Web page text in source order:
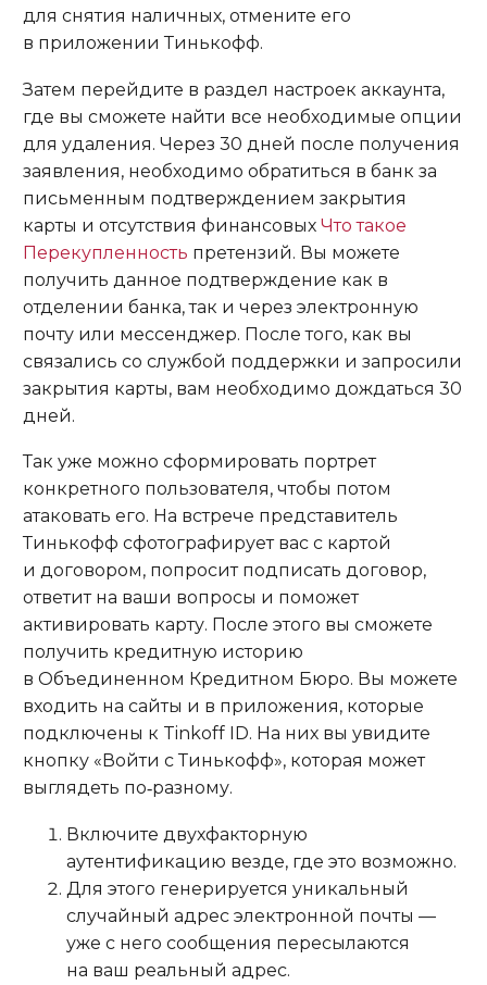
для снятия наличных, отмените его
в приложении Тинькофф.
Затем перейдите в раздел настроек аккаунта,
где вы сможете найти все необходимые опции
для удаления. Через 30 дней после получения
заявления, необходимо обратиться в банк за
письменным подтверждением закрытия
карты и отсутствия финансовых Что такое
Перекупленность претензий. Вы можете
получить данное подтверждение как в
отделении банка, так и через электронную
почту или мессенджер. После того, как вы
связались со службой поддержки и запросили
закрытия карты, вам необходимо дождаться 30
дней.
Так уже можно сформировать портрет
конкретного пользователя, чтобы потом
атаковать его. На встрече представитель
Тинькофф сфотографирует вас с картой
и договором, попросит подписать договор,
ответит на ваши вопросы и поможет
активировать карту. После этого вы сможете
получить кредитную историю
в Объединенном Кредитном Бюро. Вы можете
входить на сайты и в приложения, которые
подключены к Tinkoff ID. На них вы увидите
кнопку «Войти с Тинькофф», которая может
выглядеть по‑разному.
Включите двухфакторную
аутентификацию везде, где это возможно.
Для этого генерируется уникальный
случайный адрес электронной почты —
уже с него сообщения пересылаются
на ваш реальный адрес.